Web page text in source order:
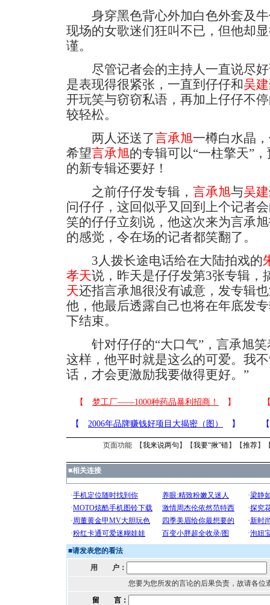
身穿黑色背心外加白色外套及牛
现场的女歌迷们狂叫不已，但他却
谨。
尽管记者会的主持人一直说尽好
是表现得很紧张，一直到仔仔和吴
开玩笑与窃窃私语，再加上仔仔不
较轻松。
两人还送了言承旭一樽白水晶
希望言承旭的专辑可以“一柱擎天”
的新专辑还要好！
之前仔仔发专辑， 言承旭与吴
问仔仔，这回似乎又回到上个记者
笑的仔仔立刻说，他这次来为言承
的感觉，令在场的记者都笑翻了。
3人拨长途电话给在大陆拍戏的
孝天说，昨天是仔仔发第3张专辑，
天还指言承旭很没有诚意，发专辑
他，他最后透露自己也将在年底发
下结束。
针对仔仔的“大口气”，言承旭笑
这样，他平时就是这么的可爱。我
话，才会更激励我要做得更好。”
页面功能 【我来说两句 】【我要“揪”错】【推荐】
■相关连接
■请发表您的看法
用 户：
您要为您所发的言论的后果负责，故请各位
留 言：